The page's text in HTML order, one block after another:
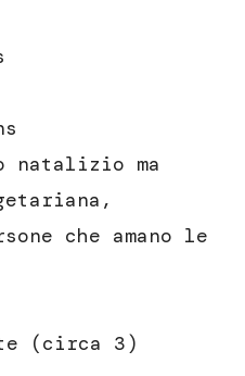
ma
che amano le
(circa 3)